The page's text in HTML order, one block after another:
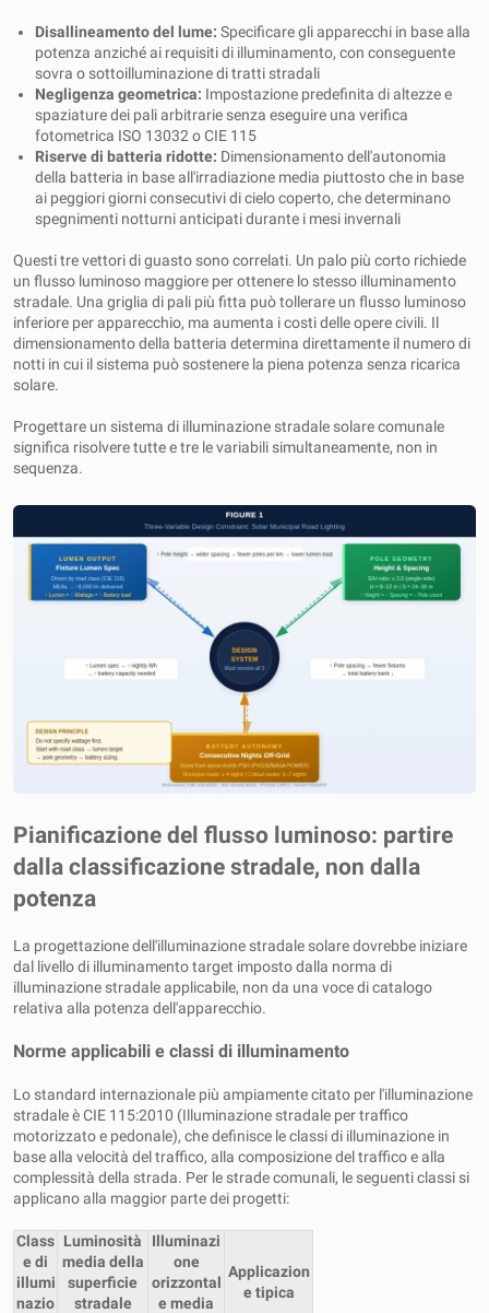
Disallineamento del lume: Specificare gli apparecchi in base alla
potenza anziché ai requisiti di illuminamento, con conseguente
sovra o sottoilluminazione di tratti stradali
Negligenza geometrica: Impostazione predefinita di altezze e
spaziature dei pali arbitrarie senza eseguire una verifica
fotometrica ISO 13032 o CIE 115
Riserve di batteria ridotte: Dimensionamento dell'autonomia
della batteria in base all'irradiazione media piuttosto che in base
ai peggiori giorni consecutivi di cielo coperto, che determinano
spegnimenti notturni anticipati durante i mesi invernali
Questi tre vettori di guasto sono correlati. Un palo più corto richiede
un flusso luminoso maggiore per ottenere lo stesso illuminamento
stradale. Una griglia di pali più fitta può tollerare un flusso luminoso
inferiore per apparecchio, ma aumenta i costi delle opere civili. Il
dimensionamento della batteria determina direttamente il numero di
notti in cui il sistema può sostenere la piena potenza senza ricarica
solare.
Progettare un sistema di illuminazione stradale solare comunale
significa risolvere tutte e tre le variabili simultaneamente, non in
sequenza.
Pianificazione del flusso luminoso: partire
dalla classificazione stradale, non dalla
potenza
La progettazione dell'illuminazione stradale solare dovrebbe iniziare
dal livello di illuminamento target imposto dalla norma di
illuminazione stradale applicabile, non da una voce di catalogo
relativa alla potenza dell'apparecchio.
Norme applicabili e classi di illuminamento
Lo standard internazionale più ampiamente citato per l'illuminazione
stradale è CIE 115:2010 (Illuminazione stradale per traffico
motorizzato e pedonale), che definisce le classi di illuminazione in
base alla velocità del traffico, alla composizione del traffico e alla
complessità della strada. Per le strade comunali, le seguenti classi si
applicano alla maggior parte dei progetti:
Class
e di
illumi
nazio
Luminosità
media della
superficie
stradale
Illuminazi
one
orizzontal
e media
Applicazion
e tipica